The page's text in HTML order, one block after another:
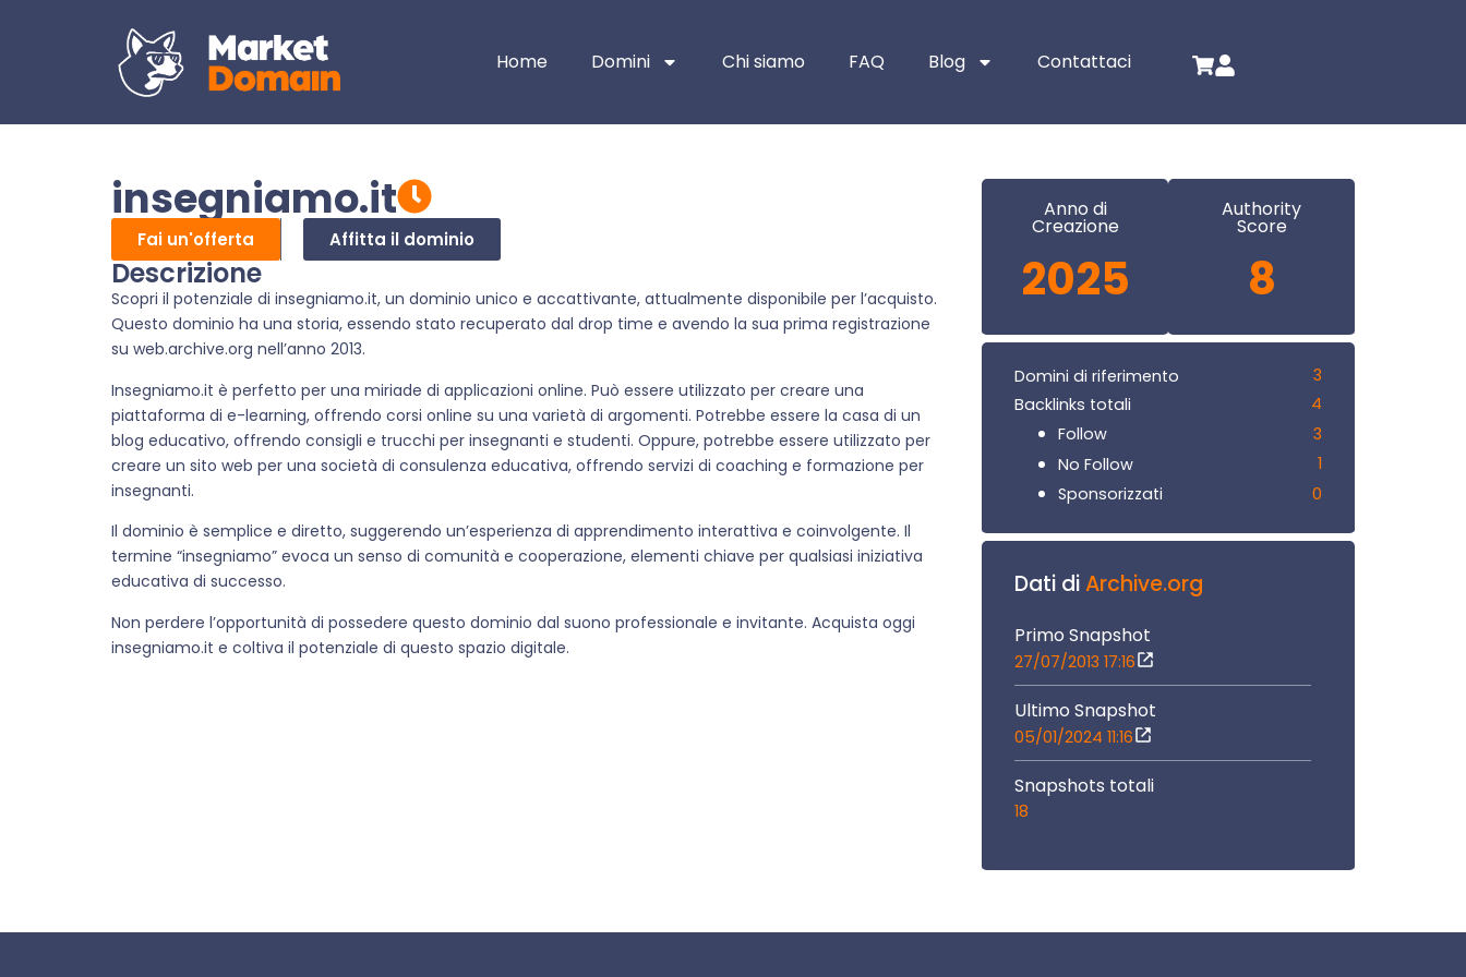
Home Domini Chi siamo FAQ Blog Contattaci
insegniamo.it
Fai un'offerta Affitta il dominio
Descrizione
Scopri il potenziale di insegniamo.it, un dominio unico e accattivante, attualmente disponibile per l’acquisto.
Questo dominio ha una storia, essendo stato recuperato dal drop time e avendo la sua prima registrazione
su web.archive.org nell’anno 2013.
Insegniamo.it è perfetto per una miriade di applicazioni online. Può essere utilizzato per creare una
piattaforma di e-learning, offrendo corsi online su una varietà di argomenti. Potrebbe essere la casa di un
blog educativo, offrendo consigli e trucchi per insegnanti e studenti. Oppure, potrebbe essere utilizzato per
creare un sito web per una società di consulenza educativa, offrendo servizi di coaching e formazione per
insegnanti.
Il dominio è semplice e diretto, suggerendo un’esperienza di apprendimento interattiva e coinvolgente. Il
termine “insegniamo” evoca un senso di comunità e cooperazione, elementi chiave per qualsiasi iniziativa
educativa di successo.
Non perdere l’opportunità di possedere questo dominio dal suono professionale e invitante. Acquista oggi
insegniamo.it e coltiva il potenziale di questo spazio digitale.
Anno di
Creazione
2025
Authority
Score
8
Domini di riferimento
3
Backlinks totali
4
Follow
3
No Follow
1
Sponsorizzati
0
Dati diArchive.org
Primo Snapshot
27/07/2013 17:16
Ultimo Snapshot
05/01/2024 11:16
Snapshots totali
18